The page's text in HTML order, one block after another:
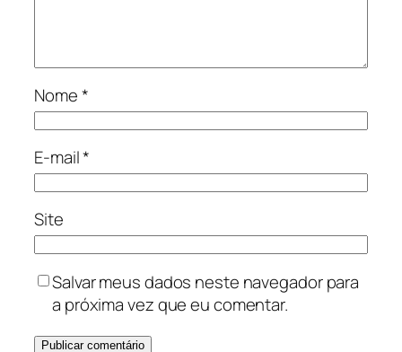
Nome*
E-mail*
Site
Salvar meus dados neste navegador para
a próxima vez que eu comentar.